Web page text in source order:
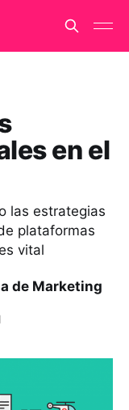
en el
las estrategias
plataformas
vital
de Marketing